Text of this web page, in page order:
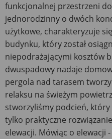
funkcjonalnej przestrzeni
jednorodzinny o dwóch
użytkowe, charakteryzuje
budynku, który został
niepodrażającymi kosztów
dwuspadowy nadaje
pergola nad tarasem
relaksu na świeżym
stworzyliśmy podcień,
tylko praktyczne
elewacji. Mówiąc o elewacji